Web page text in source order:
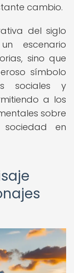
cambio.
del siglo
escenario
sino que
símbolo
sociales y
a los
sobre
en